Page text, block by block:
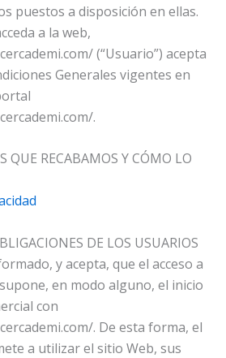
puestos a disposición en ellas.
a la web,
(“Usuario”) acepta
Generales vigentes en
.
QUE RECABAMOS Y CÓMO LO
DE LOS USUARIOS
y acepta, que el acceso a
en modo alguno, el inicio
con
. De esta forma, el
a utilizar el sitio Web, sus